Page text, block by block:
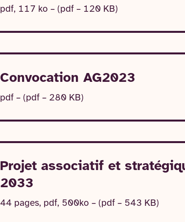
pdf, 117 ko – (pdf – 120 KB)
Convocation AG2023
pdf – (pdf – 280 KB)
Projet associatif et
2033
44 pages, pdf, 500ko – (pdf – 543 KB)